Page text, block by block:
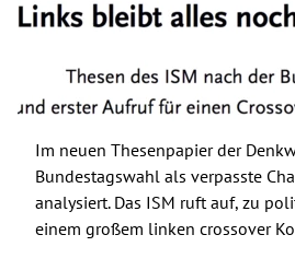
Im neuen Thesenpapier der
Bundestagswahl als verpasste
analysiert. Das ISM ruft auf, zu
einem großem linken crossover